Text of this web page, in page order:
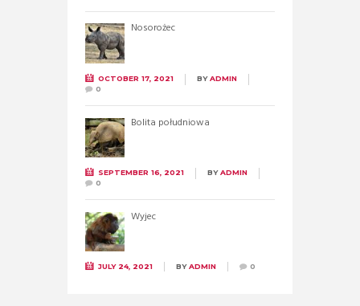
Nosorożec
OCTOBER 17, 2021 BYADMIN
0
Bolita południowa
SEPTEMBER 16, 2021 BYADMIN
0
Wyjec
JULY 24, 2021 BYADMIN 0